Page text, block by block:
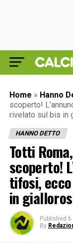
Home » Hanno
scoperto!
rivelato sul bis in
HANNO DETTO
Totti
scoperto!
tifosi,
in
Published 6
By